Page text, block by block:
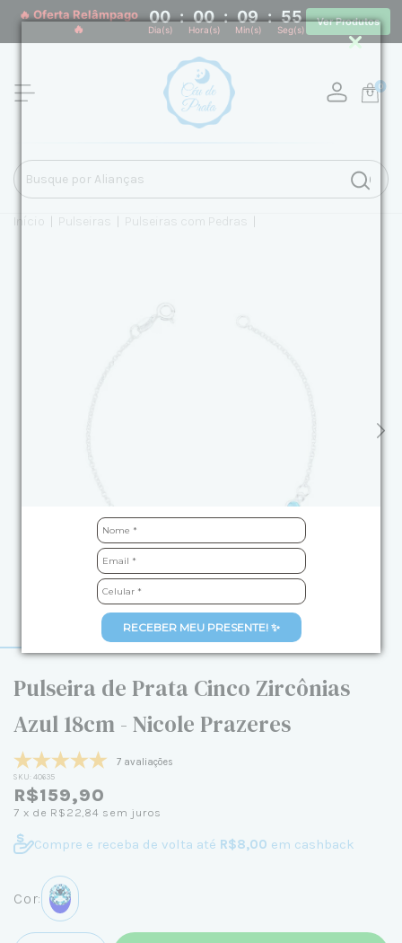
RECEBER MEU PRESENTE! ✨
🔥 Oferta Relâmpago
🔥
00 : 00 : 09 : 54
Dia(s) Hora(s) Min(s) Seg(s)
Ver Produtos
0
Início Pulseiras Pulseiras com Pedras
Pulseira de Prata Cinco Zircônias
Azul 18cm - Nicole Prazeres
7 avaliações
SKU: 40635
R$159,90
7 x de R$22,84 sem juros
Compre e receba de volta até R$8,00 em cashback
Cor: